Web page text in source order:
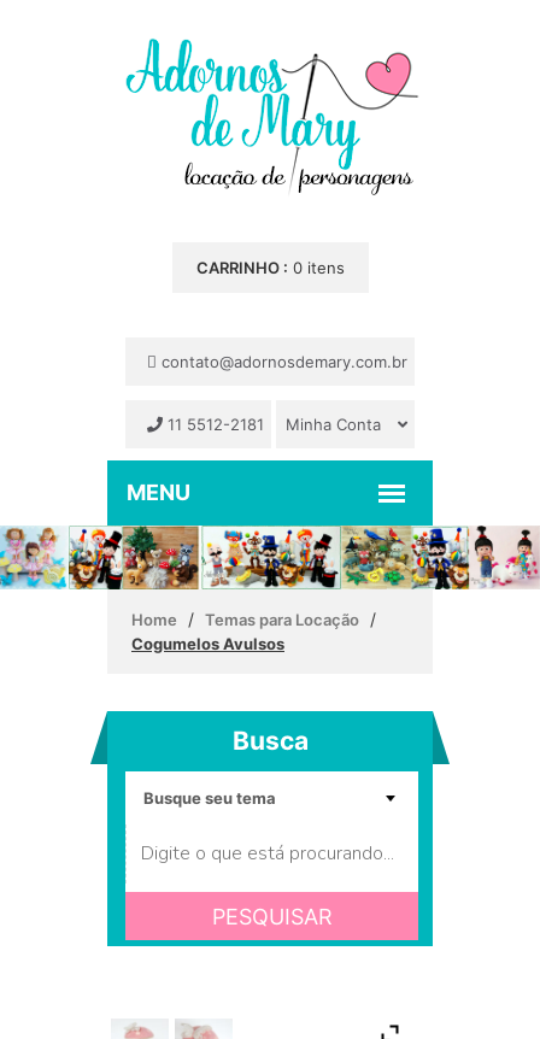
CARRINHO : 0 itens
contato@adornosdemary.com.br
11 5512-2181 Minha Conta
Home / Temas para Locação /
Cogumelos Avulsos
Busca
PESQUISAR